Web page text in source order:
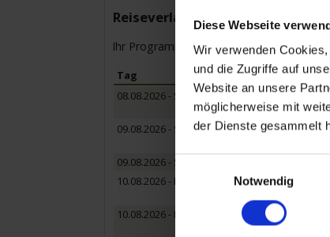
Diese Webseite
Wir verwenden
und die Zugriffe auf
Website an unsere
möglicherweise mit
der Dienste gesammelt
Einwilligungsauswahl
Notwendig
Reiseverlauf
Ihr Programm für die Kreuzfahrt vom bis
Tag
08.08.2026 - Samstag
09.08.2026 - Sonntag
09.08.2026 - Sonntag
10.08.2026 - Montag
10.08.2026 - Montag